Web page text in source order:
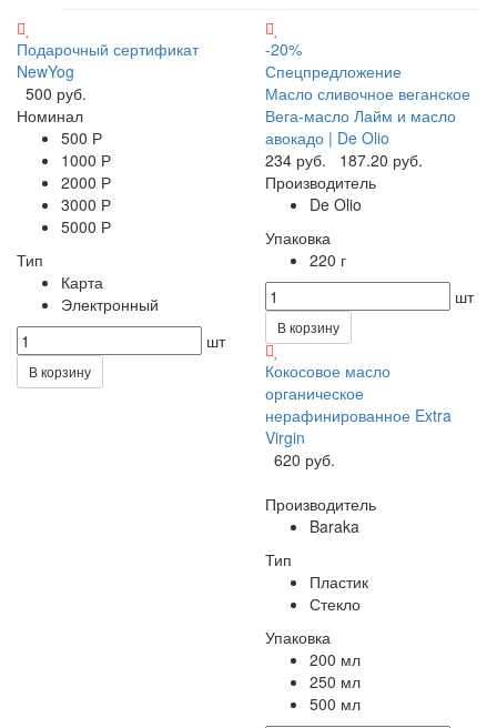
Подарочный сертификат
NewYog
500 руб.
Номинал
500 Р
1000 Р
2000 Р
3000 Р
5000 Р
Тип
Карта
Электронный
шт
В корзину
-20%
Спецпредложение
Масло сливочное веганское
Вега-масло Лайм и масло
авокадо | De Olio
234 руб.
187.20 руб.
Производитель
De Olio
Упаковка
220 г
шт
В корзину
Кокосовое масло
органическое
нерафинированное Extra
Virgin
620 руб.
Производитель
Baraka
Тип
Пластик
Стекло
Упаковка
200 мл
250 мл
500 мл